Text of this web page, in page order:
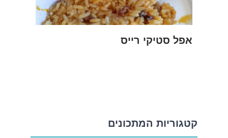
אפל סטיקי רייס
קטגוריות המתכונים